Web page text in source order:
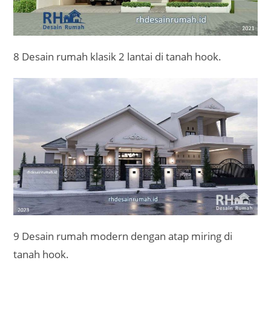
8 Desain rumah klasik 2 lantai di tanah hook.
9 Desain rumah modern dengan atap miring di
tanah hook.